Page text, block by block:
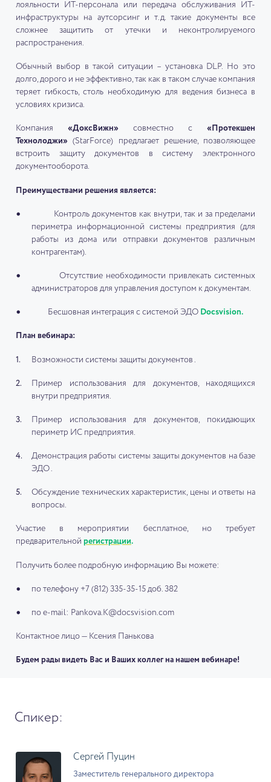
лояльности ИТ-персонала или передача обслуживания ИТ-
инфраструктуры на аутсорсинг и т.д. такие документы все
сложнее защитить от утечки и неконтролируемого
распространения.
Обычный выбор в такой ситуации – установка DLP. Но это
долго, дорого и не эффективно, так как в таком случае компания
теряет гибкость, столь необходимую для ведения бизнеса в
условиях кризиса.
Компания «ДоксВижн» совместно с «Протекшен
Технолоджи» (StarForce) предлагает решение, позволяющее
встроить защиту документов в систему электронного
документооборота.
Преимуществами решения является:
Контроль документов как внутри, так и за пределами
периметра информационной системы предприятия (для
работы из дома или отправки документов различным
контрагентам).
Отсутствие необходимости привлекать системных
администраторов для управления доступом к документам.
Бесшовная интеграция с системой ЭДО Docsvision.
План вебинара:
Возможности системы защиты документов .
Пример использования для документов, находящихся
внутри предприятия.
Пример использования для документов, покидающих
периметр ИС предприятия.
Демонстрация работы системы защиты документов на базе
ЭДО .
Обсуждение технических характеристик, цены и ответы на
вопросы.
Участие в мероприятии бесплатное, но требует
предварительной регистрации.
Получить более подробную информацию Вы можете:
по телефону +7 (812) 335-35-15 доб. 382
по e-mail: Pankova.K@docsvision.com
Контактное лицо — Ксения Панькова
Будем рады видеть Вас и Ваших коллег на нашем вебинаре!
Спикер:
Сергей Пуцин
Заместитель генерального директора